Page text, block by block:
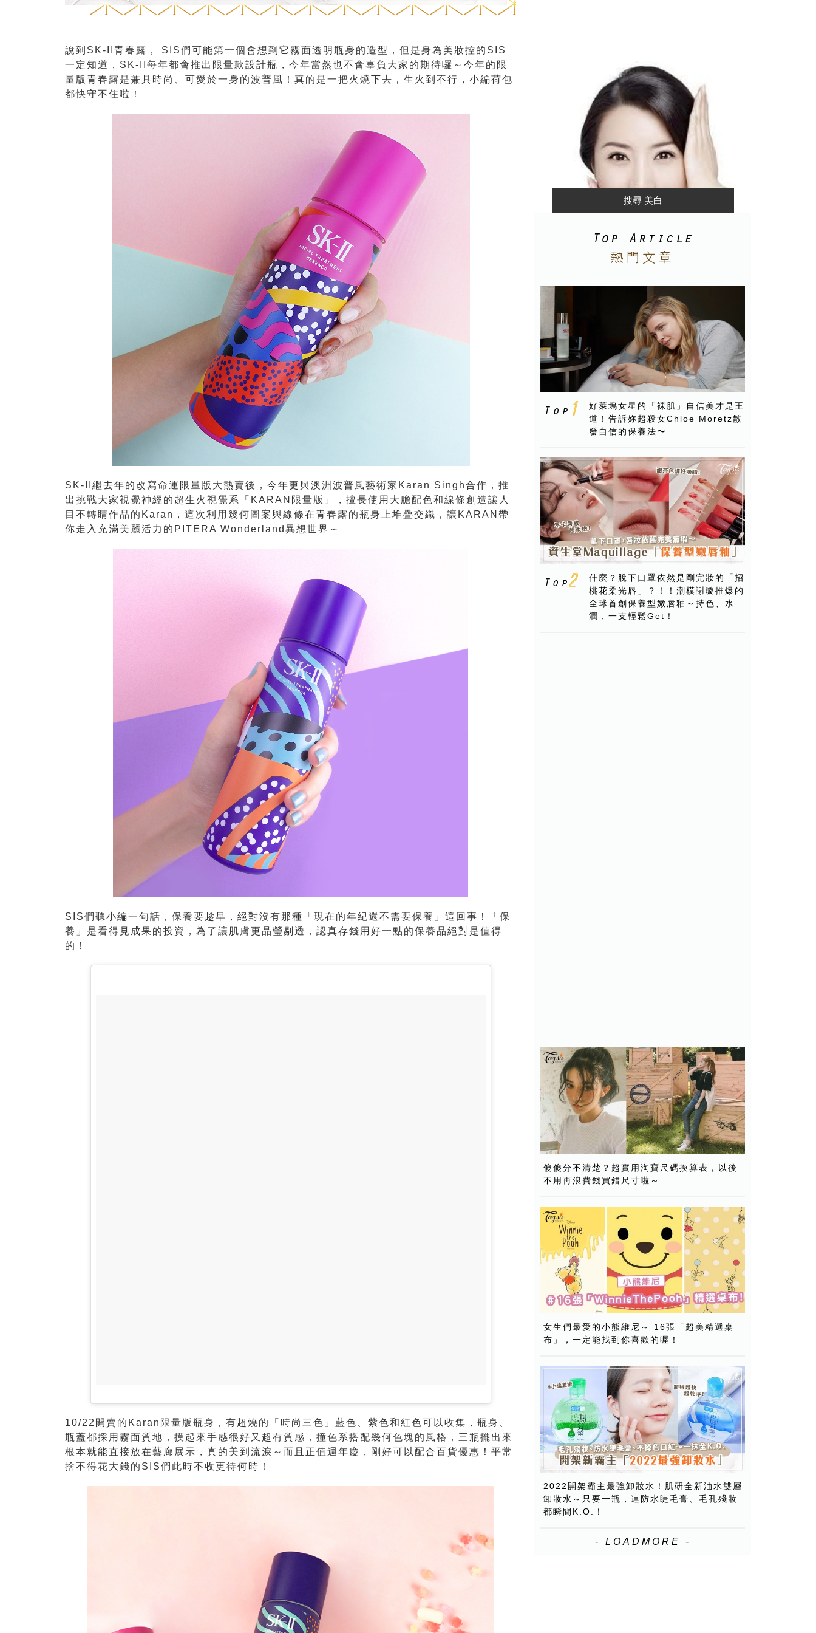
說到SK-II青春露， SIS們可能第一個會想到它霧面透明瓶身的造型，但是身為美妝控的SIS
一定知道，SK-II每年都會推出限量款設計瓶，今年當然也不會辜負大家的期待囉～今年的限
量版青春露是兼具時尚、可愛於一身的波普風！真的是一把火燒下去，生火到不行，小編荷包
都快守不住啦！
SK-II繼去年的改寫命運限量版大熱賣後，今年更與澳洲波普風藝術家Karan Singh合作，推
出挑戰大家視覺神經的超生火視覺系「KARAN限量版」，擅長使用大膽配色和線條創造讓人
目不轉睛作品的Karan，這次利用幾何圖案與線條在青春露的瓶身上堆疊交織，讓KARAN帶
你走入充滿美麗活力的PITERA Wonderland 異想世界 ～
SIS們聽小編一句話，保養要趁早，絕對沒有那種「現在的年紀還不需要保養」這回事！「保
養」是看得見成果的投資，為了讓肌膚更晶瑩剔透，認真存錢用好一點的保養品絕對是值得
的！
10/22開賣的Karan限量版瓶身，有超燒的「時尚三色」藍色、紫色和紅色可以收集，瓶身、
瓶蓋都採用霧面質地，摸起來手感很好又超有質感，撞色系搭配幾何色塊的風格，三瓶擺出來
根本就能直接放在藝廊展示，真的美到流淚～而且正值週年慶，剛好可以配合百貨優惠！平常
捨不得花大錢的SIS們此時不收更待何時！
好萊塢女星的「裸肌」自信美才是王
道！告訴妳超殺女Chloe Moretz散
發自信的保養法〜
什麼？脫下口罩依然是剛完妝的「招
桃花柔光唇」？！！潮模謝璇推爆的
全球首創保養型嫩唇釉～持色、水
潤，一支輕鬆Get！
傻傻分不清楚？超實用淘寶尺碼換算表，以後
不用再浪費錢買錯尺寸啦～
女生們最愛的小熊維尼～ 16張「超美精選桌
布」，一定能找到你喜歡的喔！
2022開架霸主最強卸妝水！肌研全新油水雙層
卸妝水～只要一瓶，連防水睫毛膏、毛孔殘妝
都瞬間K.O.！
- LOADMORE -